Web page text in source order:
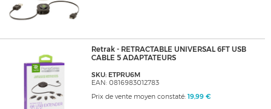
Retrak - RETRACTABLE UNIVERSAL 6FT USB
CABLE 5 ADAPTATEURS
SKU: ETPRU6M
EAN: 0816983012783
Prix de vente moyen constaté: 19,99 €